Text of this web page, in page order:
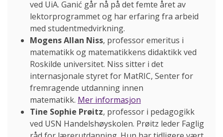
ved UiA. Ganić går nå på det femte året av
lektorprogrammet og har erfaring fra arbeid
med studentmedvirkning.
Mogens Allan Niss, professor emeritus i
matematikk og matematikkens didaktikk ved
Roskilde universitet. Niss sitter i det
internasjonale styret for MatRIC, Senter for
fremragende utdanning innen
matematikk. Mer informasjon
Tine Sophie Prøitz, professor i pedagogikk
ved USN Handelshøyskolen. Prøitz leder Faglig